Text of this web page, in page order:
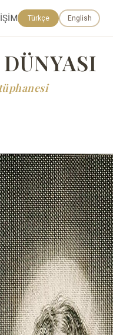
Türkçe English